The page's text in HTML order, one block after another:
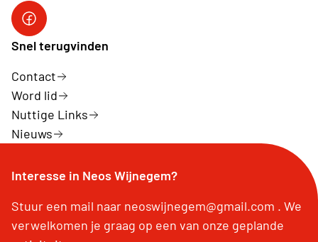
Facebook Neos Wijnegem
Snel terugvinden
Contact
Word lid
Nuttige Links
Nieuws
Interesse in Neos Wijnegem?
Stuur een mail naar neoswijnegem@gmail.com . We
verwelkomen je graag op een van onze geplande